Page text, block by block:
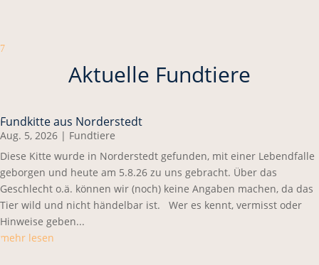
7
Aktuelle Fundtiere
Fundkitte aus Norderstedt
Aug. 5, 2026 | Fundtiere
Diese Kitte wurde in Norderstedt gefunden, mit einer Lebendfalle
geborgen und heute am 5.8.26 zu uns gebracht. Über das
Geschlecht o.ä. können wir (noch) keine Angaben machen, da das
Tier wild und nicht händelbar ist. Wer es kennt, vermisst oder
Hinweise geben...
mehr lesen